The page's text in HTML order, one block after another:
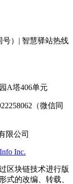
号）| 智慧驿站热线
A塔406单元
（微信同
限公司
Inc.
区块链技术进行版
式的改编、转载、